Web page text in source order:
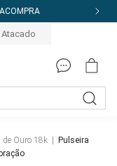
de Ouro 18k
Pulseira